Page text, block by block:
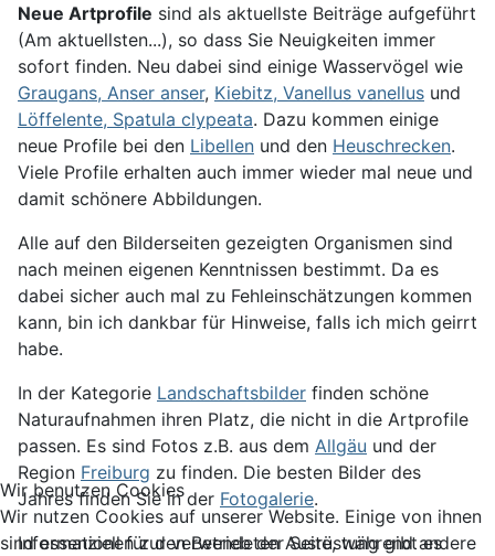
Neue Artprofile sind als aktuellste Beiträge aufgeführt
(Am aktuellsten...), so dass Sie Neuigkeiten immer
sofort finden. Neu dabei sind einige Wasservögel wie
Graugans, Anser anser, Kiebitz, Vanellus vanellus und
Löffelente, Spatula clypeata. Dazu kommen einige
neue Profile bei den Libellen und den Heuschrecken.
Viele Profile erhalten auch immer wieder mal neue und
damit schönere Abbildungen.
Alle auf den Bilderseiten gezeigten Organismen sind
nach meinen eigenen Kenntnissen bestimmt. Da es
dabei sicher auch mal zu Fehleinschätzungen kommen
kann, bin ich dankbar für Hinweise, falls ich mich geirrt
habe.
In der Kategorie Landschaftsbilder finden schöne
Naturaufnahmen ihren Platz, die nicht in die Artprofile
passen. Es sind Fotos z.B. aus dem Allgäu und der
Region Freiburg zu finden. Die besten Bilder des
Jahres finden Sie in der Fotogalerie.
Informationen zur verwendeten Ausrüstung gibt es
Wir benutzen Cookies
Wir nutzen Cookies auf unserer Website. Einige von ihnen
sind essenziell für den Betrieb der Seite, während andere